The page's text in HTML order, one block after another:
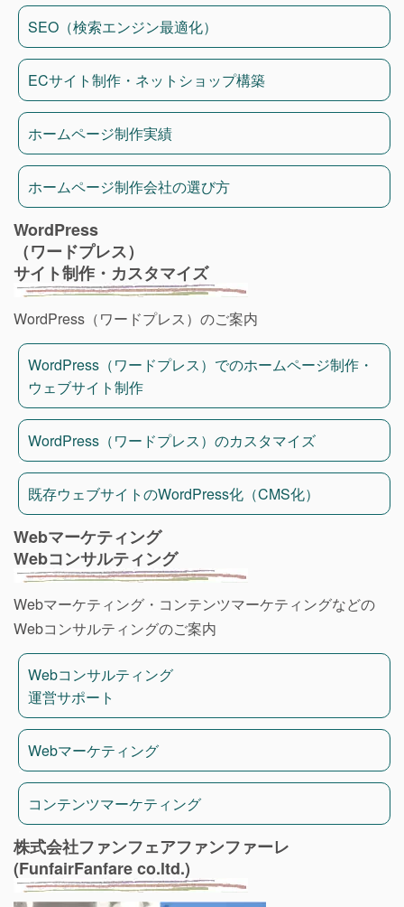
SEO（検索エンジン最適化）
ECサイト制作・ネットショップ構築
ホームページ制作実績
ホームページ制作会社の選び方
WordPress
（ワードプレス）
サイト制作・カスタマイズ
WordPress（ワードプレス）のご案内
WordPress（ワードプレス）でのホームページ制作・
ウェブサイト制作
WordPress（ワードプレス）のカスタマイズ
既存ウェブサイトのWordPress化（CMS化）
Webマーケティング
Webコンサルティング
Webマーケティング・コンテンツマーケティングなどの
Webコンサルティングのご案内
Webコンサルティング
運営サポート
Webマーケティング
コンテンツマーケティング
株式会社ファンフェアファンファーレ
(FunfairFanfare co.ltd.)